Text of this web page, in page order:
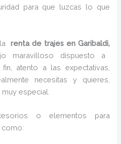
para que luzcas lo que
renta de trajes en Garibaldi,
maravilloso dispuesto a
atento a las expectativas,
necesitas y quieres,
especial.
o elementos para
como: